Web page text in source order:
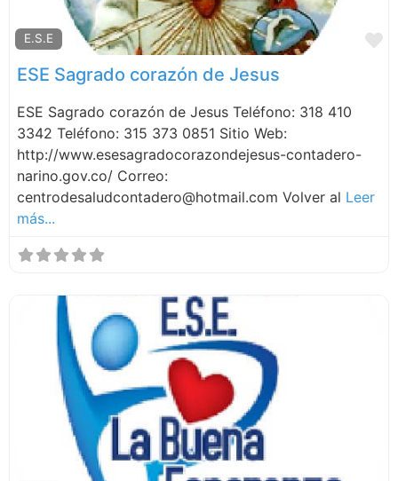
E.S.E
ESE Sagrado corazón de Jesus
ESE Sagrado corazón de Jesus Teléfono: 318 410
3342 Teléfono: 315 373 0851 Sitio Web:
http://www.esesagradocorazondejesus-contadero-
narino.gov.co/ Correo:
centrodesaludcontadero@hotmail.com Volver al Leer
más...